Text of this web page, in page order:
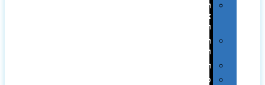
תיקי
ומכתביות
תערוכות
וכנסים
רמקולים
סוכריות